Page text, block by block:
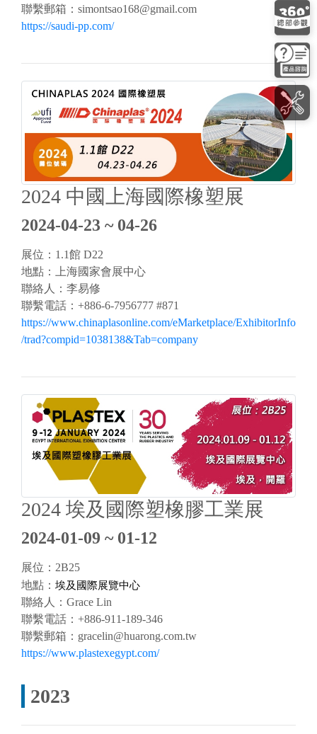
聯繫郵箱： simontsao168@gmail.com
https://saudi-pp.com/
2024 中國上海國際橡塑展
2024-04-23 ~ 04-26
展位：1.1館 D22
地點：上海國家會展中心
聯絡人：李易修
聯繫電話：+886-6-7956777 #871
https://www.chinaplasonline.com/eMarketplace/ExhibitorInfo
/trad?compid=1038138&Tab=company
2024 埃及國際塑橡膠工業展
2024-01-09 ~ 01-12
展位：2B25
地點： 埃及國際展覽中心
聯絡人：Grace Lin
聯繫電話：+886-911-189-346
聯繫郵箱： gracelin@huarong.com.tw
https://www.plastexegypt.com/
2023